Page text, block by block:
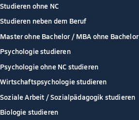
Studieren ohne NC
Studieren neben dem Beruf
Master ohne Bachelor / MBA ohne Bachelor
Psychologie studieren
Psychologie ohne NC studieren
Wirtschaftspsychologie studieren
Soziale Arbeit / Sozialpädagogik studieren
Biologie studieren